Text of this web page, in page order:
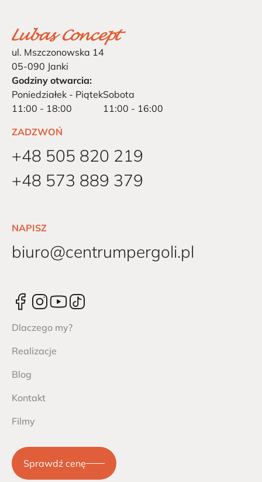
ul. Mszczonowska 14
05-090 Janki
Godziny otwarcia:
Poniedziałek - Piątek
11:00 - 18:00
Sobota
11:00 - 16:00
ZADZWOŃ
+48 505 820 219
+48 573 889 379
NAPISZ
biuro@centrumpergoli.pl
Dlaczego my?
Realizacje
Blog
Kontakt
Filmy
Sprawdź cenę